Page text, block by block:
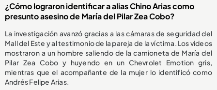
¿Cómo lograron identificar a alias Chino Arias como
presunto asesino de María del Pilar Zea Cobo?
La investigación avanzó gracias a las cámaras de seguridad del
Mall del Este y al testimonio de la pareja de la víctima. Los videos
mostraron a un hombre saliendo de la camioneta de María del
Pilar Zea Cobo y huyendo en un Chevrolet Emotion gris,
mientras que el acompañante de la mujer lo identificó como
Andrés Felipe Arias.